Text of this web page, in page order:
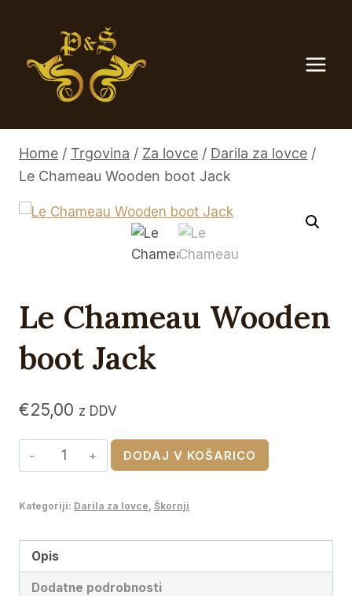
Home / Trgovina / Za lovce / Darila za lovce /
Le Chameau Wooden boot Jack
Le Chameau Wooden
boot Jack
€25,00 z DDV
Le
Chameau
boot
količina
DODAJ V KOŠARICO
Kategoriji: Darila za lovce Škornji
Opis
Dodatne podrobnosti